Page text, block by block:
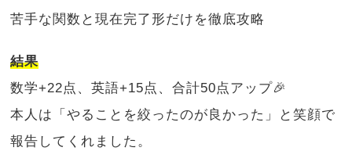
苦手な関数と現在完了形だけを徹底攻略
結果
数学+22点、英語+15点、合計50点アップ🎉
本人は「やることを絞ったのが良かった」と笑顔で
報告してくれました。